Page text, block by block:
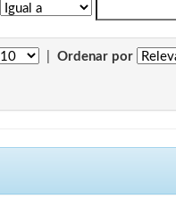
Ordenar por